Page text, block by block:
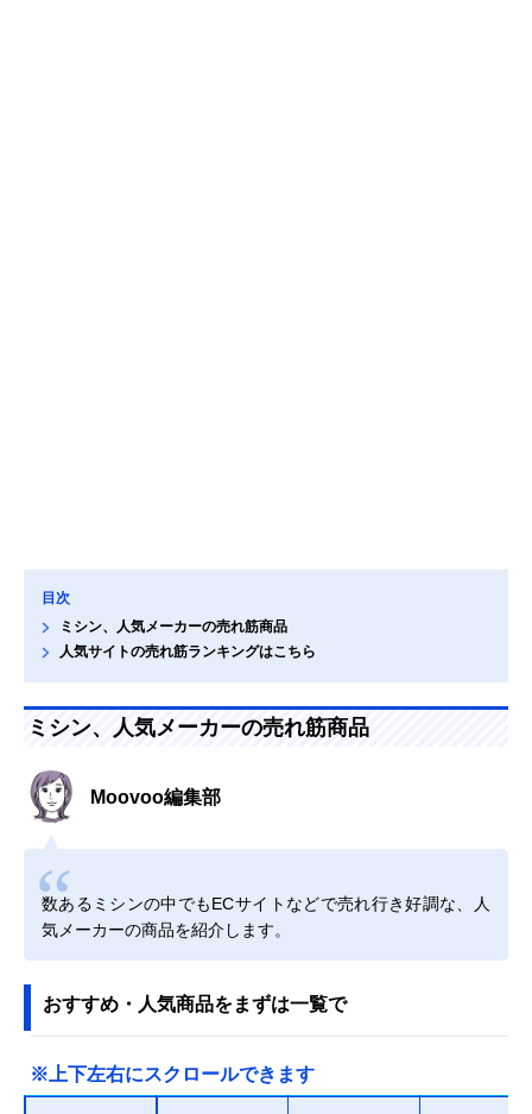
目次
ミシン、人気メーカーの売れ筋商品
人気サイトの売れ筋ランキングはこちら
ミシン、人気メーカーの売れ筋商品
Moovoo編集部
数あるミシンの中でもECサイトなどで売れ行き好調な、人
気メーカーの商品を紹介します。
おすすめ・人気商品をまずは一覧で
※上下左右にスクロールできます